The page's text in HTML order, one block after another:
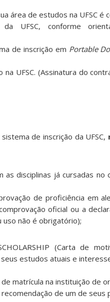
área de estudos na UFSC é
UFSC, conforme
de inscrição em Portable
UFSC. (Assinatura do
de inscrição da UFSC,
disciplinas já cursadas no
de proficiência em
oficial ou a
uso não é obrigatório);
(Carta de
estudos atuais e
matrícula na instituição de
de um de seus